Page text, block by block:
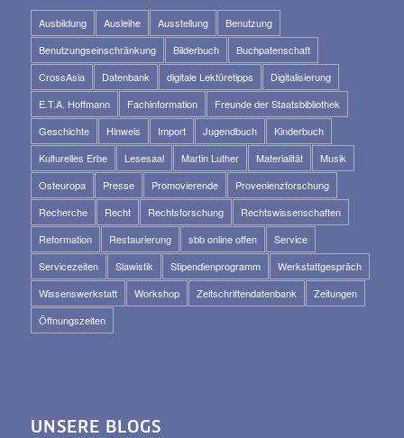
Ausbildung Ausleihe Ausstellung
Benutzung
Benutzungseinschränkung
Bilderbuch
Buchpatenschaft
CrossAsia
Datenbank digitale Lektüretipps
Digitalisierung
E.T.A. Hoffmann
Fachinformation
Freunde der Staatsbibliothek
Geschichte
Hinweis Import Jugendbuch
Kinderbuch
Kulturelles Erbe
Lesesaal Martin Luther Materialität
Musik
Osteuropa
Presse Promovierende
Provenienzforschung
Recherche
Recht Rechtsforschung
Rechtswissenschaften
Reformation
Restaurierung sbb online offen
Service
Servicezeiten
Slawistik Stipendienprogramm
Werkstattgespräch
Wissenswerkstatt
Workshop Zeitschriftendatenbank
Zeitungen
Öffnungszeiten
UNSERE BLOGS